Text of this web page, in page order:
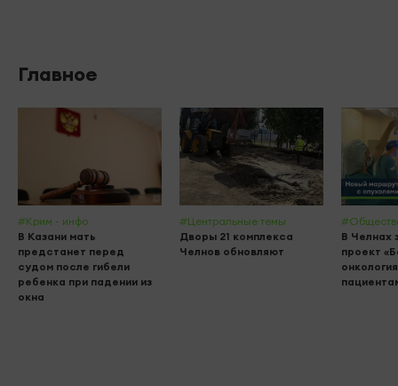
Главное
#Крим - инфо
В Казани мать
предстанет перед
судом после гибели
ребенка при падении из
окна
#Центральные темы
Дворы 21 комплекса
Челнов обновляют
В Челнах
проект